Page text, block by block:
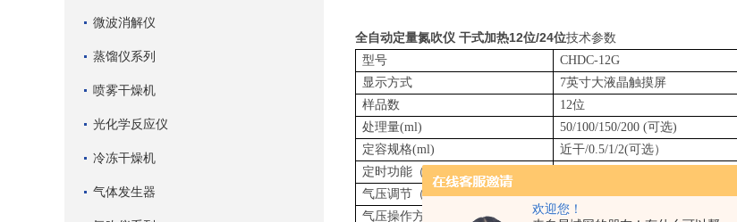
欢迎您！
全自动定量氮吹仪 干式加热12位/24位技术参数
型号
CHDC-12G
显示方式
7英寸大液晶触摸屏
样品数
12位
处理量(ml)
50/100/150/200 (可选)
定容规格(ml)
近干/0.5/1/2(可选）
定时功能（min）
气压调节（mpa）
0-0.8
气压操作方式
12位独立控制
微波消解仪
蒸馏仪系列
喷雾干燥机
光化学反应仪
冷冻干燥机
气体发生器